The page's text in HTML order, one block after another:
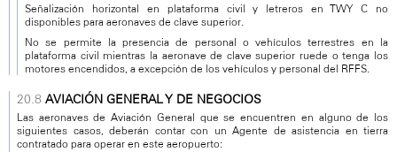
Señalización horizontal en plataforma civil y letreros en TWY C no
disponibles para aeronaves de clave superior.
No se permite la presencia de personal o vehículos terrestres en la
plataforma civil mientras la aeronave de clave superior ruede o tenga los
motores encendidos, a excepción de los vehículos y personal del RFFS.
AVIACIÓN GENERAL Y DE NEGOCIOS
Las aeronaves de Aviación General que se encuentren en alguno de los
siguientes casos, deberán contar con un Agente de asistencia en tierra
contratado para operar en este aeropuerto: